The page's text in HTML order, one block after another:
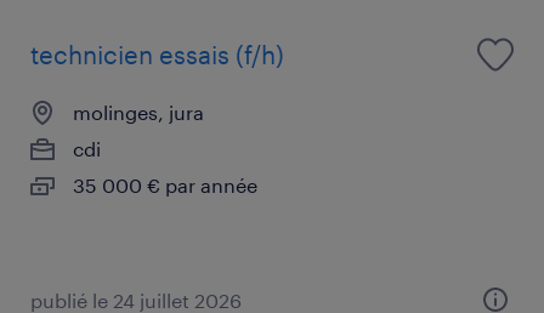
technicien essais (f/h)
molinges, jura
cdi
35 000 € par année
publié le 24 juillet 2026